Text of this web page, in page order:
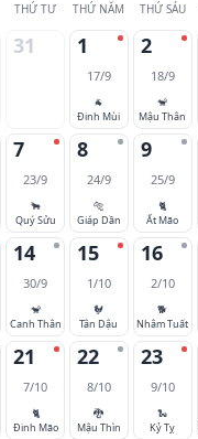
THỨ TƯ THỨ NĂM THỨ SÁU
31 1
17/9
🐐
Đinh Mùi
2
18/9
🐒
Mậu Thân
7
23/9
🐂
Quý Sửu
8
24/9
🐅
Giáp Dần
9
25/9
🐈
Ất Mão
14
30/9
🐒
Canh Thân
15
1/10
🐓
Tân Dậu
16
2/10
🐕
Nhâm Tuất
21
7/10
🐈
Đinh Mão
22
8/10
🐉
Mậu Thìn
23
9/10
🐍
Kỷ Tỵ